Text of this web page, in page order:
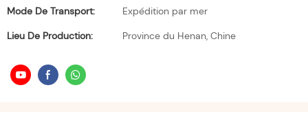
Mode De Transport:
Expédition par mer
Lieu De Production:
Province du Henan, Chine